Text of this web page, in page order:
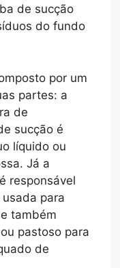
de sucção
do fundo
por um
partes: a
de
sucção é
líquido ou
Já a
responsável
para
também
pastoso para
de